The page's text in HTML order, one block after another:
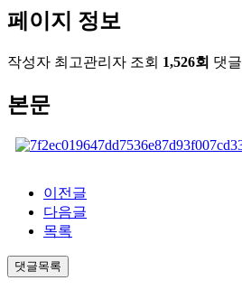
페이지 정보
작성자 최고관리자 조회 1,526회 댓글
본문
이전글
다음글
목록
댓글목록